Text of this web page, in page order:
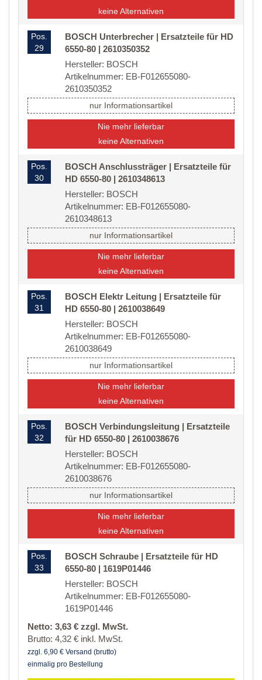
keine Alternativen
Pos.
29
BOSCH Unterbrecher | Ersatzteile für HD
6550-80 | 2610350352
Hersteller: BOSCH
Artikelnummer: EB-F012655080-
2610350352
nur Informationsartikel
Nie mehr lieferbar
keine Alternativen
Pos.
30
BOSCH Anschlussträger | Ersatzteile für
HD 6550-80 | 2610348613
Hersteller: BOSCH
Artikelnummer: EB-F012655080-
2610348613
nur Informationsartikel
Nie mehr lieferbar
keine Alternativen
Pos.
31
BOSCH Elektr Leitung | Ersatzteile für
HD 6550-80 | 2610038649
Hersteller: BOSCH
Artikelnummer: EB-F012655080-
2610038649
nur Informationsartikel
Nie mehr lieferbar
keine Alternativen
Pos.
32
BOSCH Verbindungsleitung | Ersatzteile
für HD 6550-80 | 2610038676
Hersteller: BOSCH
Artikelnummer: EB-F012655080-
2610038676
nur Informationsartikel
Nie mehr lieferbar
keine Alternativen
Pos.
33
BOSCH Schraube | Ersatzteile für HD
6550-80 | 1619P01446
Hersteller: BOSCH
Artikelnummer: EB-F012655080-
1619P01446
Netto: 3,63 € zzgl. MwSt.
Brutto: 4,32 € inkl. MwSt.
zzgl. 6,90 € Versand (brutto)
einmalig pro Bestellung